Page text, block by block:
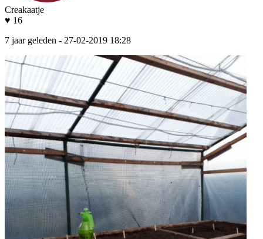
Creakaatje
♥ 16
7 jaar geleden - 27-02-2019 18:28